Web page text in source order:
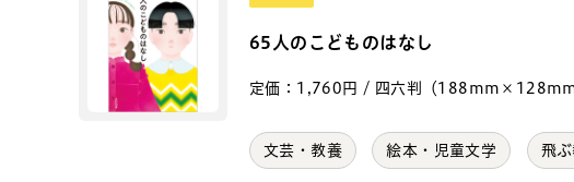
65人のこどものはなし
定価：1,760円 / 四六判（
文芸・教養 絵本・児童文学 飛